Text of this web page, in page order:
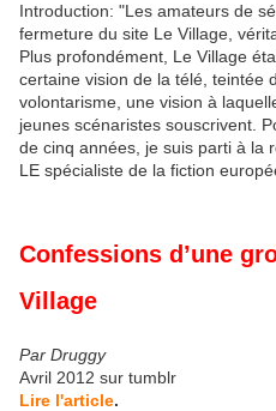
Introduction: "Les amateurs de
fermeture du site Le Village,
Plus profondément, Le Village
certaine vision de la télé, teintée
volontarisme, une vision à
jeunes scénaristes souscrivent.
de cinq années, je suis parti à la
LE spécialiste de la fiction
Confessions d’une
Village
Par Druggy
Avril 2012 sur tumblr
Lire l'article.